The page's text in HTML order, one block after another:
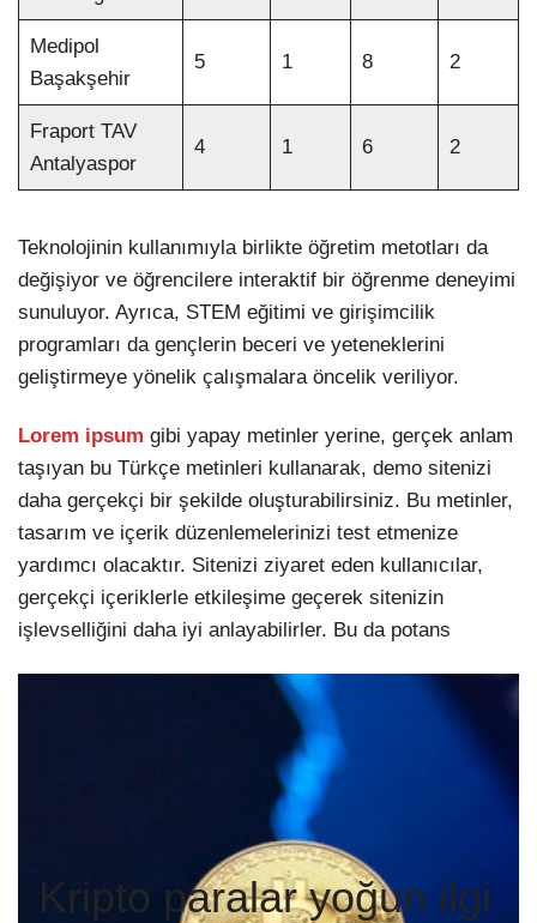
Medipol
Başakşehir
5 1 8 2
Fraport TAV
Antalyaspor
4 1 6 2
Teknolojinin kullanımıyla birlikte öğretim metotları da
değişiyor ve öğrencilere interaktif bir öğrenme deneyimi
sunuluyor. Ayrıca, STEM eğitimi ve girişimcilik
programları da gençlerin beceri ve yeteneklerini
geliştirmeye yönelik çalışmalara öncelik veriliyor.
Lorem ipsum gibi yapay metinler yerine, gerçek anlam
taşıyan bu Türkçe metinleri kullanarak, demo sitenizi
daha gerçekçi bir şekilde oluşturabilirsiniz. Bu metinler,
tasarım ve içerik düzenlemelerinizi test etmenize
yardımcı olacaktır. Sitenizi ziyaret eden kullanıcılar,
gerçekçi içeriklerle etkileşime geçerek sitenizin
işlevselliğini daha iyi anlayabilirler. Bu da potans
Kripto paralar yoğun ilgi